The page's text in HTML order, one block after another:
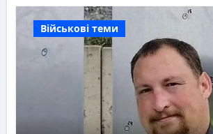
Військові теми